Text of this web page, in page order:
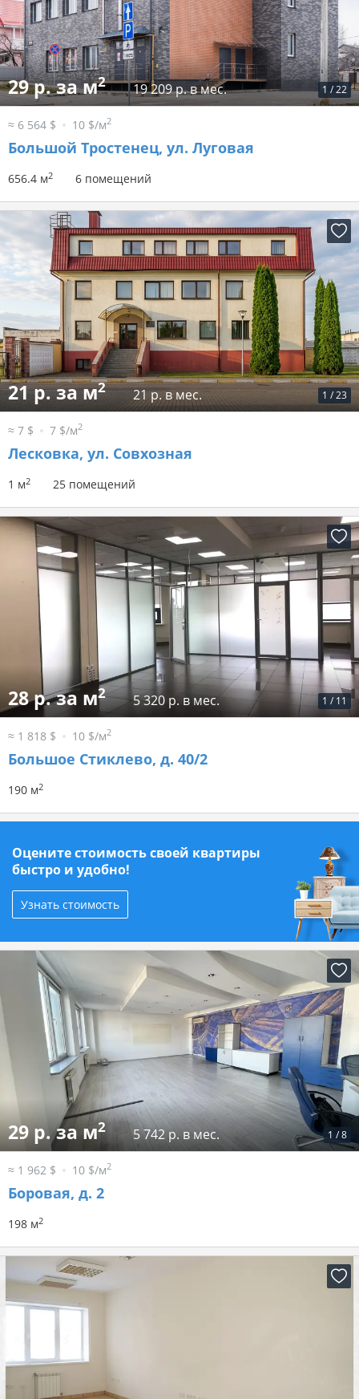
1 /22
29 р. за м2 19 209 р. в мес.
≈ 6 564 $ 10 $/м2
Большой Тростенец, ул. Луговая
656.4 м2 6 помещений
1 /23
21 р. за м2 21 р. в мес.
≈ 7 $ 7 $/м2
Лесковка, ул. Совхозная
1 м2 25 помещений
1 / 11
28 р. за м2 5 320 р. в мес.
≈ 1 818 $ 10 $/м2
Большое Стиклево, д. 40/2
190 м2
Оцените стоимость своей квартиры
быстро и удобно!
Узнать стоимость
1 /8
29 р. за м2 5 742 р. в мес.
≈ 1 962 $ 10 $/м2
Боровая, д. 2
198 м2